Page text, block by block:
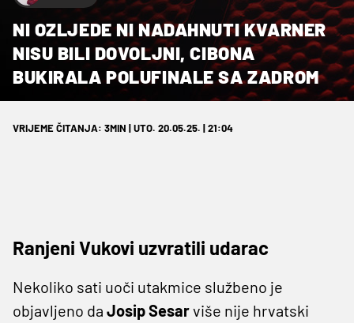
NI OZLJEDE NI NADAHNUTI KVARNER
NISU BILI DOVOLJNI, CIBONA
BUKIRALA POLUFINALE SA ZADROM
VRIJEME ČITANJA: 3MIN | UTO. 20.05.25. | 21:04
Ranjeni Vukovi uzvratili udarac
Nekoliko sati uoči utakmice službeno je
objavljeno da Josip Sesarviše nije hrvatski